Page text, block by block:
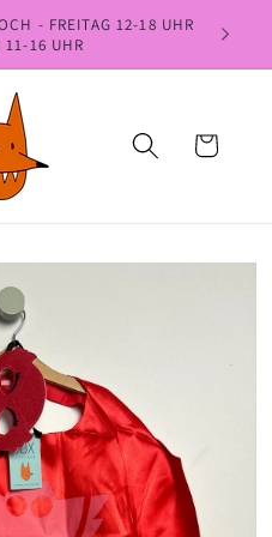
- FREITAG 12-18 UHR
11-16 UHR
Warenkorb